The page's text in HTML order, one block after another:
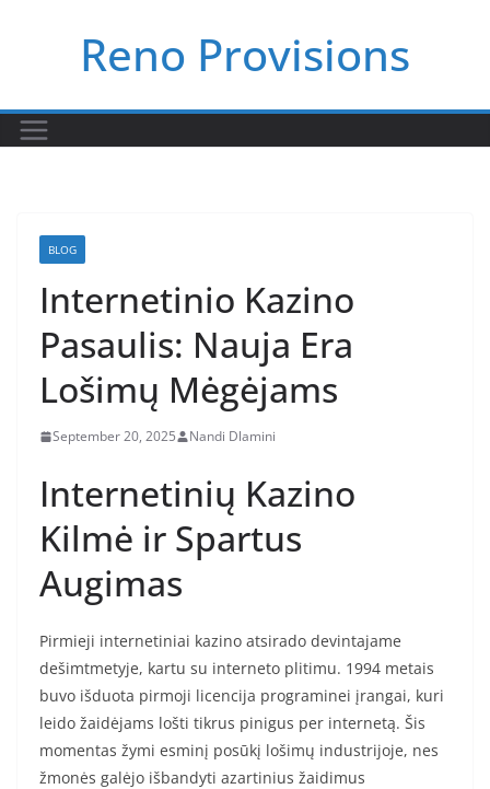
Reno Provisions
BLOG
Internetinio Kazino
Pasaulis: Nauja Era
Lošimų Mėgėjams
September 20, 2025 Nandi Dlamini
Internetinių Kazino
Kilmė ir Spartus
Augimas
Pirmieji internetiniai kazino atsirado devintajame
dešimtmetyje, kartu su interneto plitimu. 1994 metais
buvo išduota pirmoji licencija programinei įrangai, kuri
leido žaidėjams lošti tikrus pinigus per internetą. Šis
momentas žymi esminį posūkį lošimų industrijoje, nes
žmonės galėjo išbandyti azartinius žaidimus